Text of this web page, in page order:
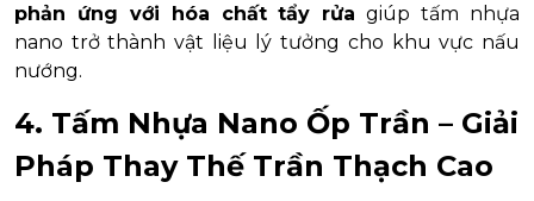
phản ứng với hóa chất tẩy rửa giúp tấm nhựa
nano trở thành vật liệu lý tưởng cho khu vực nấu
nướng.
4. Tấm Nhựa Nano Ốp Trần – Giải
Pháp Thay Thế Trần Thạch Cao